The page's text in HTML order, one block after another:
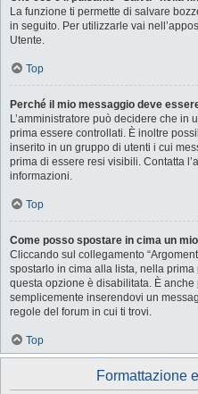
La funzione ti permette di salvare
in seguito. Per utilizzarle vai
Utente.
Top
Perché il mio messaggio deve
L’amministratore può decidere che in
prima essere controllati. È inoltre
inserito in un gruppo di utenti i cui
prima di essere resi visibili. Contatta
informazioni.
Top
Come posso spostare in cima un
Cliccando sul collegamento
spostarlo in cima alla lista, nella
questa opzione è disabilitata. È
semplicemente inserendovi un
regole del forum in cui ti trovi.
Top
Formattazione